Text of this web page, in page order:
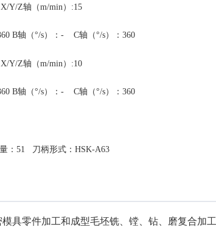
X/Y/Z轴（m/min）:15
B轴（°/s）：- C轴（°/s）：360
X/Y/Z轴（m/min）:10
B轴（°/s）：- C轴（°/s）：360
：51 刀柄形式：HSK-A63
具零件加工和成型毛坯铣、镗、钻、磨复合加工